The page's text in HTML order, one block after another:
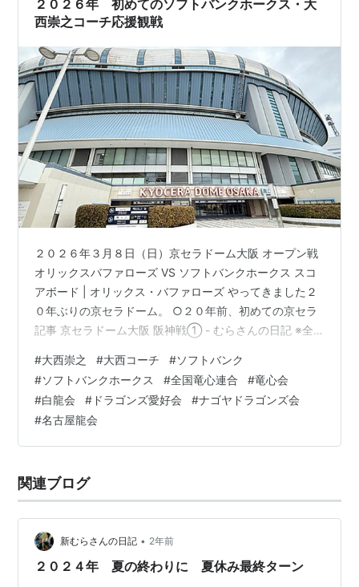
２０２６年 初めてのソフトバンクホークス・大
西崇之コーチ応援観戦
２０２６年３月８日（日）京セラドーム大阪 オープン戦
オリックスバファローズ VS ソフトバンクホークス スコ
アボード | オリックス・バファローズ やってきました２
０年ぶりの京セラドーム。 ○２０年前、初めての京セラ
記事 京セラドーム大阪 阪神戦① - むらさんの日記 ※全
（青）の大団旗「心」の画像有り。 今日の京セラドーム
大阪 風が強くて、外はめちゃくちゃ寒い。 行きの朝方の
新名神、土山付近で雪降ってたしね。 観戦座席は三塁側
ベンチ後ろすぐ 三塁コーチャーズボックスの大西コー
チ、目の前！ ９回表、代走で盗塁成功の２塁イヒネにサ
#大西崇之 #大西コーチ #ソフトバンク
#ソフトバンクホークス #全国竜心連合 #竜心会
#白龍会 # ドラゴンズ愛好会 #ナゴヤドラゴンズ会
#名古屋龍会
関連ブログ
新むらさんの日記 • 2年前
２０２４年 夏の終わりに 夏休み最終ターン